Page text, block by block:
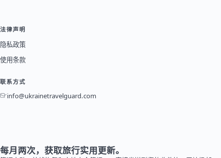
法律声明
隐私政策
使用条款
联系方式
info@ukrainetravelguard.com
每月两次，获取旅行实用更新。